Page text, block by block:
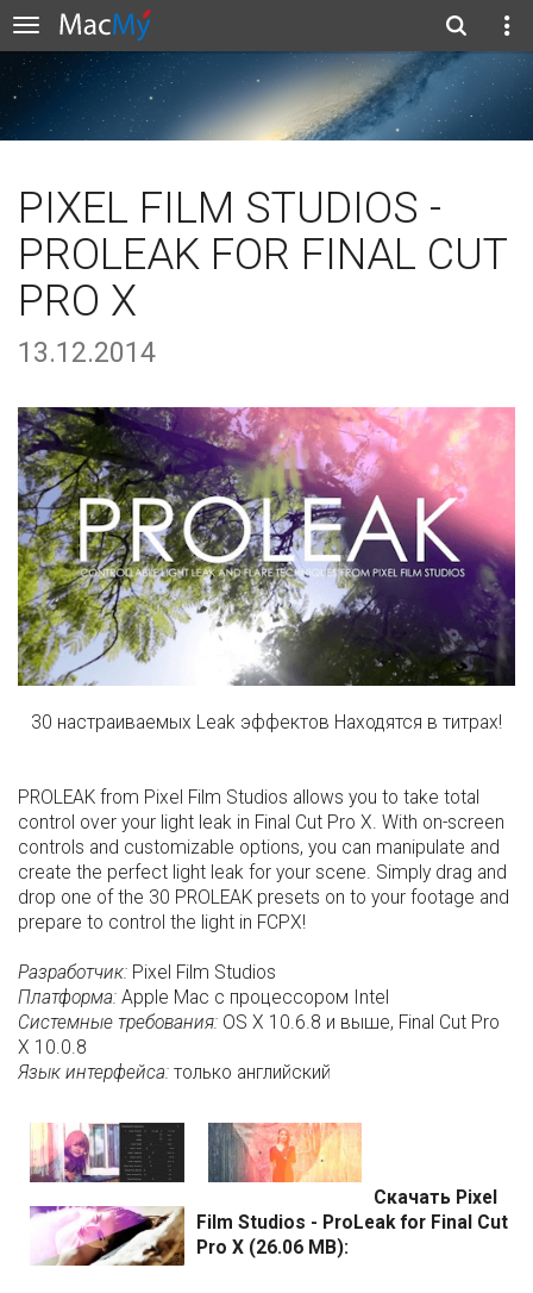
PIXEL FILM STUDIOS -
PROLEAK FOR FINAL CUT
PRO X
13.12.2014
30 настраиваемых Leak эффектов Находятся в титрах!
PROLEAK from Pixel Film Studios allows you to take total
control over your light leak in Final Cut Pro X. With on-screen
controls and customizable options, you can manipulate and
create the perfect light leak for your scene. Simply drag and
drop one of the 30 PROLEAK presets on to your footage and
prepare to control the light in FCPX!
Разработчик: Pixel Film Studios
Платформа: Apple Mac с процессором Intel
Системные требования: OS X 10.6.8 и выше, Final Cut Pro
X 10.0.8
Язык интерфейса: только английский
Скачать Pixel
Film Studios - ProLeak for Final Cut
Pro X (26.06 MB):